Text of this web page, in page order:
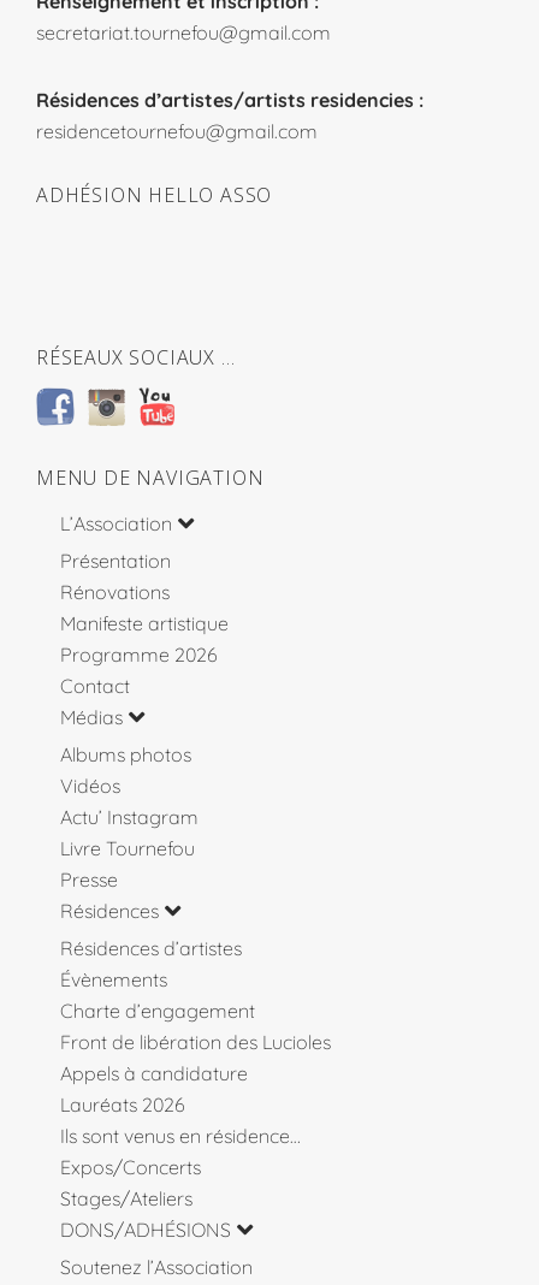
secretariat.tournefou@gmail.com
Résidences d’artistes/artists residencies :
residencetournefou@gmail.com
ADHÉSION HELLO ASSO
RÉSEAUX SOCIAUX …
MENU DE NAVIGATION
L’Association
Présentation
Rénovations
Manifeste artistique
Programme 2026
Contact
Médias
Albums photos
Vidéos
Actu’ Instagram
Livre Tournefou
Presse
Résidences
Résidences d’artistes
Évènements
Charte d’engagement
Front de libération des Lucioles
Appels à candidature
Lauréats 2026
Ils sont venus en résidence…
Expos/Concerts
Stages/Ateliers
DONS/ADHÉSIONS
Soutenez l’Association